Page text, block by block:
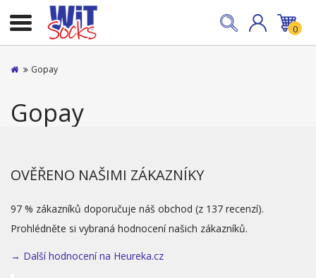
0
Gopay
Gopay
OVĚŘENO NAŠIMI ZÁKAZNÍKY
97 % zákazníků doporučuje náš obchod (z 137 recenzí).
Prohlédněte si vybraná hodnocení našich zákazníků.
→ Další hodnocení na Heureka.cz